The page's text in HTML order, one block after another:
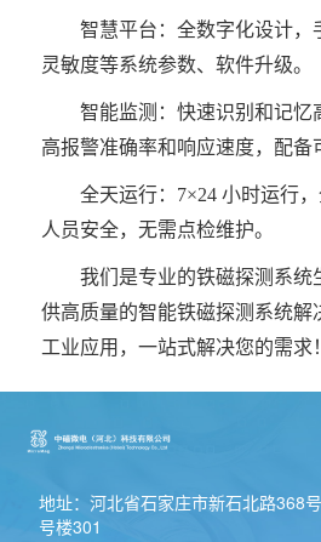
智慧平台：全数字化设计，
灵敏度等系统参数、软件升级。
智能监测：快速识别和记忆
高报警准确率和响应速度，配备
全天运行：7×24 小时运行
人员安全，无需点检维护。
我们是专业的铁磁探测系统
供高质量的智能铁磁探测系统解
工业应用，一站式解决您的需求！
地址：河北省石家庄市新石北路368
号楼301